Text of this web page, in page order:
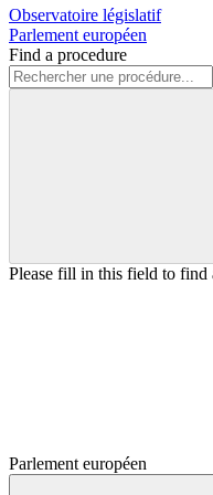
Observatoire législatif
Parlement européen
Find a procedure
Please fill in this field to find
Parlement européen